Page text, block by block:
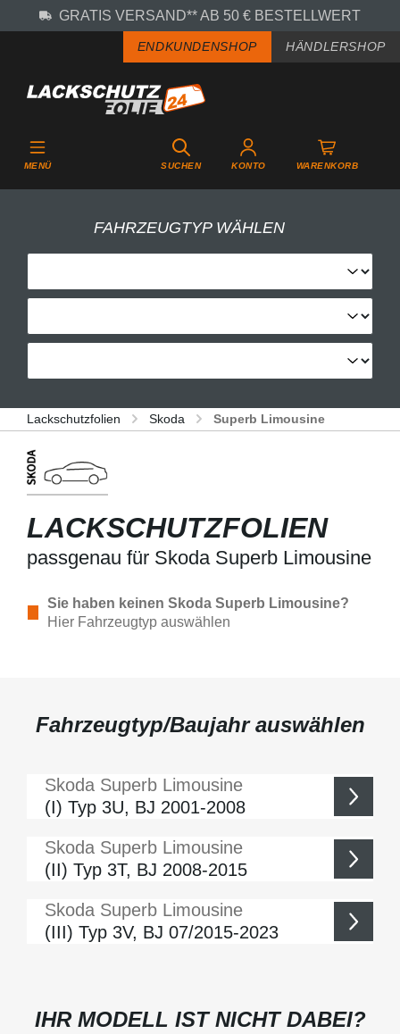
Zum Hauptinhalt springen
GRATIS VERSAND** AB 50 € BESTELLWERT
ENDKUNDENSHOP HÄNDLERSHOP
MENÜ SUCHEN KONTO WARENKORB
FAHRZEUGTYP WÄHLEN
Lackschutzfolien Skoda Superb Limousine
LACKSCHUTZFOLIEN
passgenau für Skoda Superb Limousine
Sie haben keinen Skoda Superb Limousine?
Hier Fahrzeugtyp auswählen
Fahrzeugtyp/Baujahr auswählen
Skoda Superb Limousine
(I) Typ 3U, BJ 2001-2008
Skoda Superb Limousine
(II) Typ 3T, BJ 2008-2015
Skoda Superb Limousine
(III) Typ 3V, BJ 07/2015-2023
IHR MODELL IST NICHT DABEI?